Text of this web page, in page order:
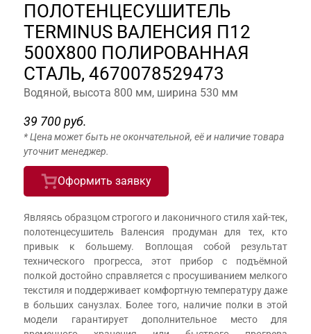
ПОЛОТЕНЦЕСУШИТЕЛЬ
TERMINUS ВАЛЕНСИЯ П12
500Х800 ПОЛИРОВАННАЯ
СТАЛЬ, 4670078529473
Водяной, высота 800 мм, ширина 530 мм
39 700 руб.
* Цена может быть не окончательной, её и наличие товара
уточнит менеджер.
Оформить заявку
Являясь образцом строгого и лаконичного стиля хай-тек,
полотенцесушитель Валенсия продуман для тех, кто
привык к большему. Воплощая собой результат
технического прогресса, этот прибор с подъёмной
полкой достойно справляется с просушиванием мелкого
текстиля и поддерживает комфортную температуру даже
в больших санузлах. Более того, наличие полки в этой
модели гарантирует дополнительное место для